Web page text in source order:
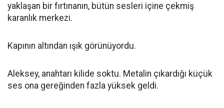
yaklaşan bir fırtınanın, bütün sesleri içine çekmiş
karanlık merkezi.
Kapının altından ışık görünüyordu.
Aleksey, anahtarı kilide soktu. Metalin çıkardığı küçük
ses ona gereğinden fazla yüksek geldi.